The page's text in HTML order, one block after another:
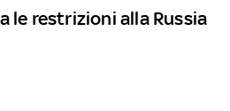
le restrizioni alla Russia